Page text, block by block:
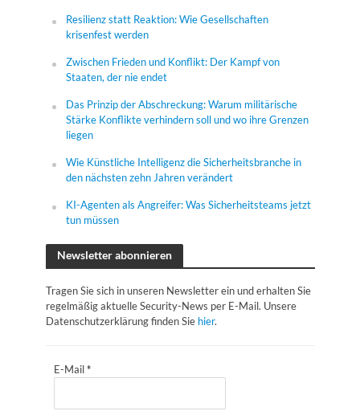
Resilienz statt Reaktion: Wie Gesellschaften
krisenfest werden
Zwischen Frieden und Konflikt: Der Kampf von
Staaten, der nie endet
Das Prinzip der Abschreckung: Warum militärische
Stärke Konflikte verhindern soll und wo ihre Grenzen
liegen
Wie Künstliche Intelligenz die Sicherheitsbranche in
den nächsten zehn Jahren verändert
KI-Agenten als Angreifer: Was Sicherheitsteams jetzt
tun müssen
Newsletter abonnieren
Tragen Sie sich in unseren Newsletter ein und erhalten Sie
regelmäßig aktuelle Security-News per E-Mail. Unsere
Datenschutzerklärung finden Sie hier.
E-Mail*